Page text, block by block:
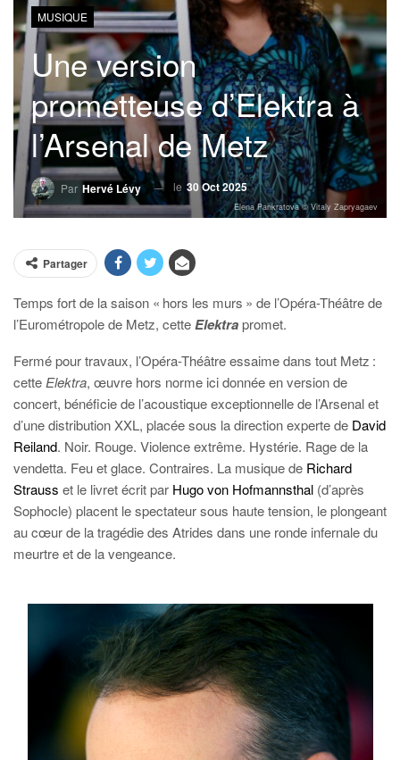
MUSIQUE
Une version
prometteuse d’Elektra à
l’Arsenal de Metz
Par Hervé Lévy le 30 Oct 2025
Elena Pankratova © Vitaly Zapryagaev
Partager
Temps fort de la saison « hors les murs » de l’Opéra-Théâtre de
l’Eurométropole de Metz, cetteElektrapromet.
Fermé pour travaux, l’Opéra-Théâtre essaime dans tout Metz :
cette Elektra, œuvre hors norme ici donnée en version de
concert, bénéficie de l’acoustique exceptionnelle de l’Arsenal et
d’une distribution XXL, placée sous la direction experte de David
Reiland. Noir. Rouge. Violence extrême. Hystérie. Rage de la
vendetta. Feu et glace. Contraires. La musique de Richard
Strauss et le livret écrit par Hugo von Hofmannsthal (d’après
Sophocle) placent le spectateur sous haute tension, le plongeant
au cœur de la tragédie des Atrides dans une ronde infernale du
meurtre et de la vengeance.